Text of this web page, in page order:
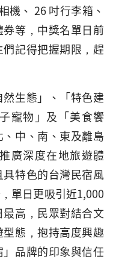
機、 26 吋行李箱、
等，中獎名單日前
記得把握期限，趕
然生態」、「特色建
寵物」及「美食饗
中、南、東及離島
廣深度在地旅遊體
特色的台灣民宿風
單日更吸引近1,000
高，民眾對結合文
態，抱持高度興趣
品牌的印象與信任